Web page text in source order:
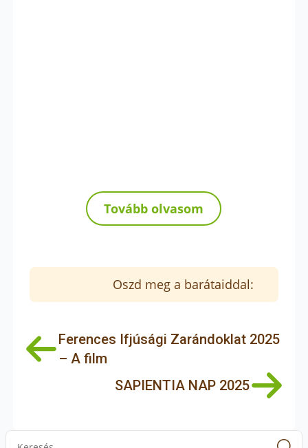
Tovább olvasom
Oszd meg a barátaiddal:
Ferences Ifjúsági Zarándoklat 2025
– A film
SAPIENTIA NAP 2025